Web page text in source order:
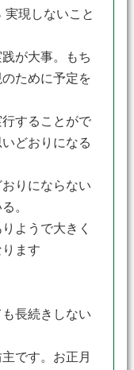
実現しないこと
が大事。もち
ために予定を
することがで
どおりになる
りにならない
。
ようで大きく
ます
長続きしない
です。お正月